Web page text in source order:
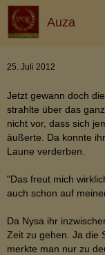
Auza
25. Juli 2012
Jetzt gewann doch
strahlte über das
nicht vor, dass sich
äußerte. Da konnte
Laune verderben.
"Das freut mich
auch schon auf
Da Nysa ihr
Zeit zu gehen. Ja die
merkte man nur zu